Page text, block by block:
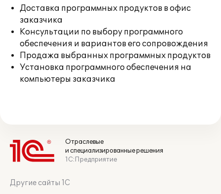
Доставка программных продуктов в офис
заказчика
Консультации по выбору программного
обеспечения и вариантов его сопровождения
Продажа выбранных программных продуктов
Установка программного обеспечения на
компьютеры заказчика
Отраслевые
и специализированные решения
1С:Предприятие
Другие сайты 1С